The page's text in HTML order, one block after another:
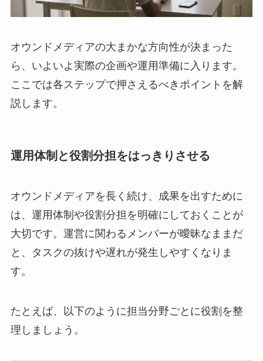
オウンドメディアの大まかな方向性が決まった
ら、いよいよ実際の企画や運用準備に入ります。
ここでは各ステップで押さえるべきポイントを解
説します。
運用体制と役割分担をはっきりさせる
オウンドメディアを長く続け、成果を出すために
は、運用体制や役割分担を明確にしておくことが
大切です。運営に関わるメンバーが曖昧なままだ
と、タスクの抜けや遅れが発生しやすくなりま
す。
たとえば、以下のように担当分野ごとに役割を整
理しましょう。